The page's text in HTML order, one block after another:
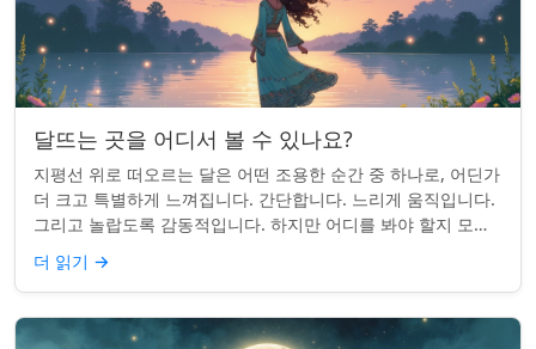
달뜨는 곳을 어디서 볼 수 있나요?
지평선 위로 떠오르는 달은 어떤 조용한 순간 중 하나로, 어딘가
더 크고 특별하게 느껴집니다. 간단합니다. 느리게 움직입니다.
그리고 놀랍도록 감동적입니다. 하지만 어디를 봐야 할지 모르
면 잡기 쉽지 않을 수 있습니...
더 읽기 →